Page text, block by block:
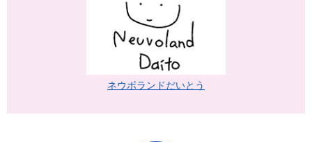
ネウボランドだいとう